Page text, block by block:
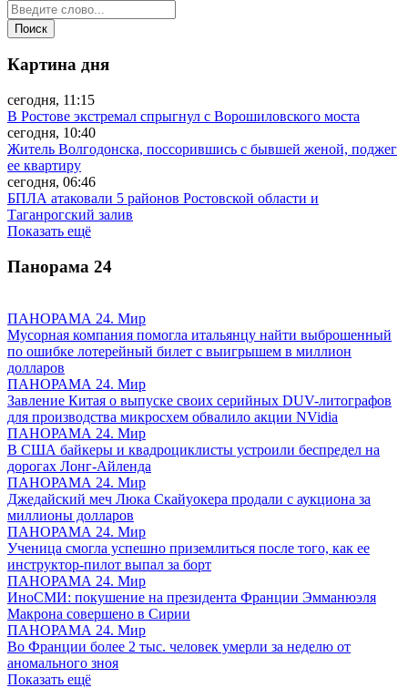
Картина дня
сегодня, 11:15
В Ростове экстремал спрыгнул с Ворошиловского моста
сегодня, 10:40
Житель Волгодонска, поссорившись с бывшей женой, поджег
ее квартиру
сегодня, 06:46
БПЛА атаковали 5 районов Ростовской области и
Таганрогский залив
Показать ещё
Панорама 24
ПАНОРАМА 24. Мир
Мусорная компания помогла итальянцу найти выброшенный
по ошибке лотерейный билет с выигрышем в миллион
долларов
ПАНОРАМА 24. Мир
Завление Китая о выпуске своих серийных DUV-литографов
для производства микросхем обвалило акции NVidia
ПАНОРАМА 24. Мир
В США байкеры и квадроциклисты устроили беспредел на
дорогах Лонг-Айленда
ПАНОРАМА 24. Мир
Джедайский меч Люка Скайуокера продали с аукциона за
миллионы долларов
ПАНОРАМА 24. Мир
Ученица смогла успешно приземлиться после того, как ее
инструктор-пилот выпал за борт
ПАНОРАМА 24. Мир
ИноСМИ: покушение на президента Франции Эмманюэля
Макрона совершено в Сирии
ПАНОРАМА 24. Мир
Во Франции более 2 тыс. человек умерли за неделю от
аномального зноя
Показать ещё